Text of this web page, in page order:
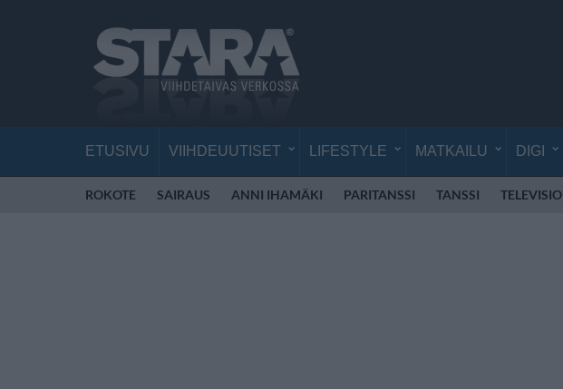
ETUSIVU VIIHDEUUTISET LIFESTYLE MATKAILU DIGI
ROKOTE SAIRAUS ANNI IHAMÄKI PARITANSSI TANSSI TELEVISIO